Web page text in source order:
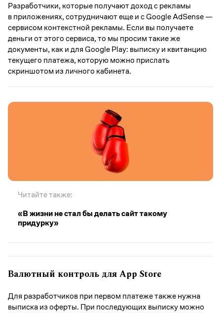
Разработчики, которые получают доход с рекламы
в приложениях, сотрудничают еще и с Google AdSense —
сервисом контекстной рекламы. Если вы получаете
деньги от этого сервиса, то мы просим такие же
документы, как и для Google Play: выписку и квитанцию
текущего платежа, которую можно прислать
скриншотом из личного кабинета.
Читайте также:
«В жизни не стал бы делать сайт такому
придурку»
Валютный контроль для App Store
Для разработчиков при первом платеже также нужна
выписка из оферты. При последующих выписку можно